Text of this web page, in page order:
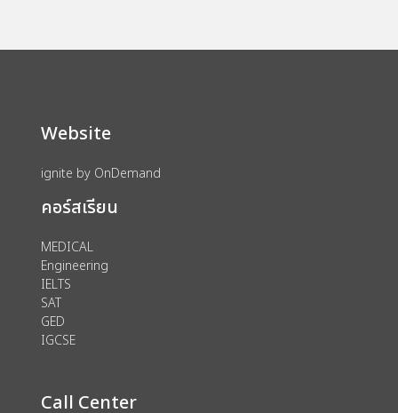
Website
ignite by OnDemand
คอร์สเรียน
MEDICAL
Engineering
IELTS
SAT
GED
IGCSE
Call Center